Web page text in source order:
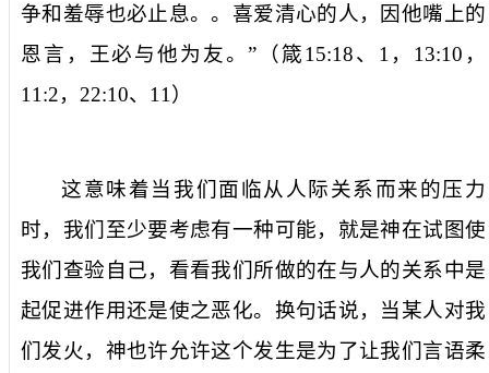
争和羞辱也必止息。。喜爱清心的人，因他嘴上的
恩言，王必与他为友。”（箴15:18、 1 ， 13:10 ，
11:2， 22:10、 11 ）
这意味着当我们面临从人际关系而来的压力
时，我们至少要考虑有一种可能，就是神在试图使
我们查验自己，看看我们所做的在与人的关系中是
起促进作用还是使之恶化。换句话说，当某人对我
们发火，神也许允许这个发生是为了让我们言语柔